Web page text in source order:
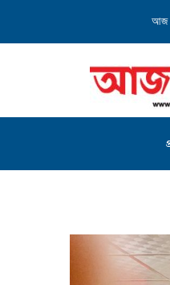
আজ
নোয়াখালীতে